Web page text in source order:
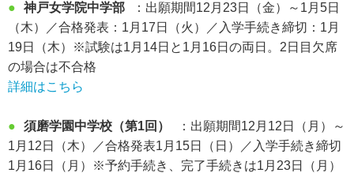
●
神戸女学院中学部
：出願期間12月23日（金）～1月5日
（木）／合格発表：1月17日（火）／入学手続き締切：1月
19日（木）※試験は1月14日と1月16日の両日。2日目欠席
の場合は不合格
詳細はこちら
● 須磨学園中学校（第1回）
：出願期間12月12日（月）～
1月12日（木）／合格発表1月15日（日）／入学手続き締切
1月16日（月）※予約手続き、完了手続きは1月23日（月）